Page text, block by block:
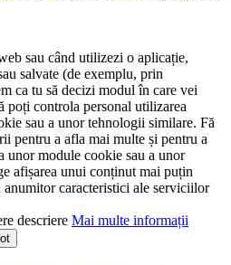
sau când utilizezi o aplicație,
salvate (de exemplu, prin
ca tu să decizi modul în care vei
poți controla personal utilizarea
sau a unor tehnologii similare. Fă
pentru a afla mai multe și pentru a
unor module cookie sau a unor
afișarea unui conținut mai puțin
caracteristici ale serviciilor
descriere Mai multe informații